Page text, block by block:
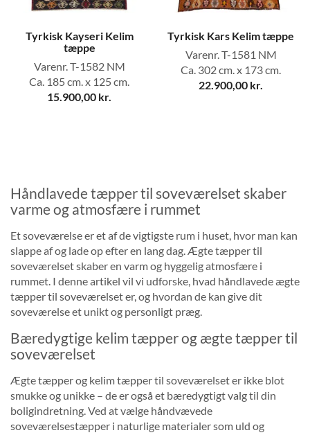
Tyrkisk Kayseri Kelim
tæppe
Varenr. T-1582 NM
Ca. 185 cm. x 125 cm.
15.900,00 kr.
Tyrkisk Kars Kelim tæppe
Varenr. T-1581 NM
Ca. 302 cm. x 173 cm.
22.900,00 kr.
Håndlavede tæpper til soveværelset skaber
varme og atmosfære i rummet
Et soveværelse er et af de vigtigste rum i huset, hvor man kan
slappe af og lade op efter en lang dag. Ægte tæpper til
soveværelset skaber en varm og hyggelig atmosfære i
rummet. I denne artikel vil vi udforske, hvad håndlavede ægte
tæpper til soveværelset er, og hvordan de kan give dit
soveværelse et unikt og personligt præg.
Bæredygtige kelim tæpper og ægte tæpper til
soveværelset
Ægte tæpper og kelim tæpper til soveværelset er ikke blot
smukke og unikke – de er også et bæredygtigt valg til din
boligindretning. Ved at vælge håndvævede
soveværelsestæpper i naturlige materialer som uld og